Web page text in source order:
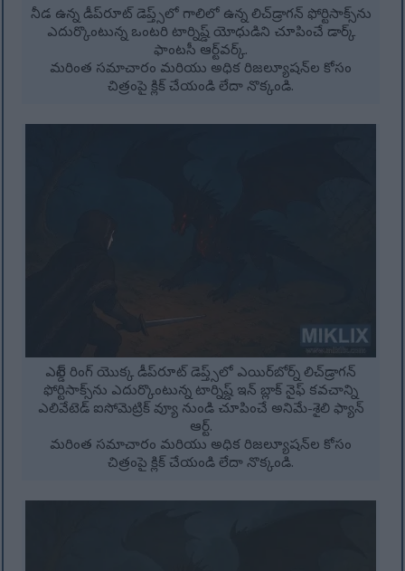
నీడ ఉన్న డీప్‌రూట్ డెప్త్స్‌లో గాలిలో ఉన్న లిచ్‌డ్రాగన్ ఫోర్టిసాక్స్‌ను
ఎదుర్కొంటున్న ఒంటరి టార్నిష్డ్ యోధుడిని చూపించే డార్క్
ఫాంటసీ ఆర్ట్‌వర్క్.
మరింత సమాచారం మరియు అధిక రిజల్యూషన్‌ల కోసం
చిత్రంపై క్లిక్ చేయండి లేదా నొక్కండి.
ఎల్డెన్ రింగ్ యొక్క డీప్‌రూట్ డెప్త్స్‌లో ఎయిర్‌బోర్న్ లిచ్‌డ్రాగన్
ఫోర్టిసాక్స్‌ను ఎదుర్కొంటున్న టార్నిష్డ్ ఇన్ బ్లాక్ నైఫ్ కవచాన్ని
ఎలివేటెడ్ ఐసోమెట్రిక్ వ్యూ నుండి చూపించే అనిమే-శైలి ఫ్యాన్
ఆర్ట్.
మరింత సమాచారం మరియు అధిక రిజల్యూషన్‌ల కోసం
చిత్రంపై క్లిక్ చేయండి లేదా నొక్కండి.